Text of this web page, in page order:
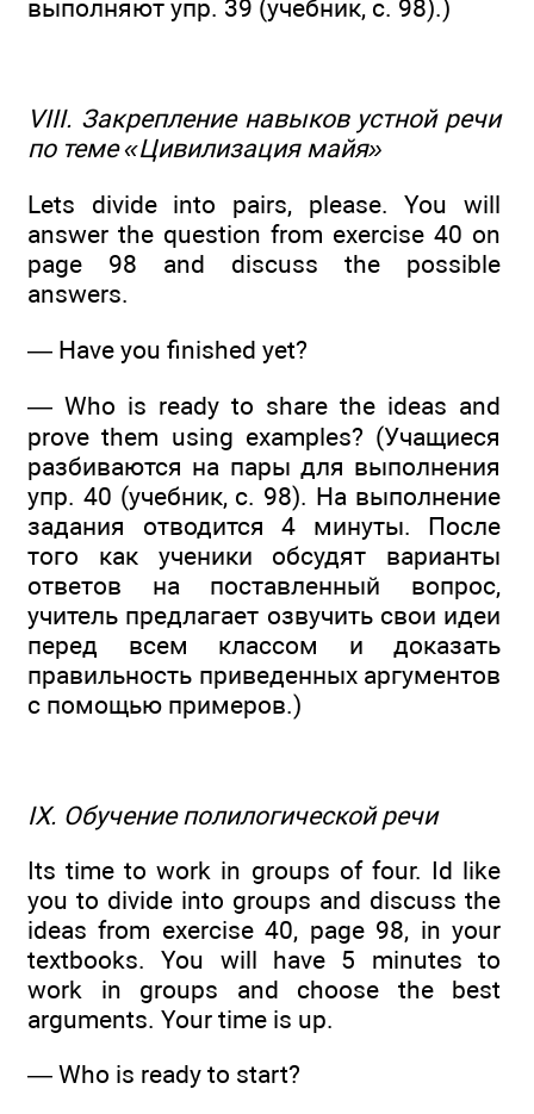
выполняют упр. 39 (учебник, с. 98).)
VIII. Закрепление навыков устной речи
по теме «Цивилизация майя»
Lets divide into pairs, please. You will
answer the question from exercise 40 on
page 98 and discuss the possible
answers.
— Have you finished yet?
— Who is ready to share the ideas and
prove them using examples? (Учащиеся
разбиваются на пары для выполнения
упр. 40 (учебник, с. 98). На выполнение
задания отводится 4 минуты. После
того как ученики обсудят варианты
ответов на поставленный вопрос,
учитель предлагает озвучить свои идеи
перед всем классом и доказать
правильность приведенных аргументов
с помощью примеров.)
IX. Обучение полилогической речи
Its time to work in groups of four. Id like
you to divide into groups and discuss the
ideas from exercise 40, page 98, in your
textbooks. You will have 5 minutes to
work in groups and choose the best
arguments. Your time is up.
— Who is ready to start?